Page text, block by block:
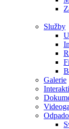
Služby
Galerie